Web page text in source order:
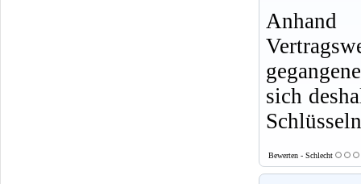
Anhand
sich
Bewerten - Schlecht